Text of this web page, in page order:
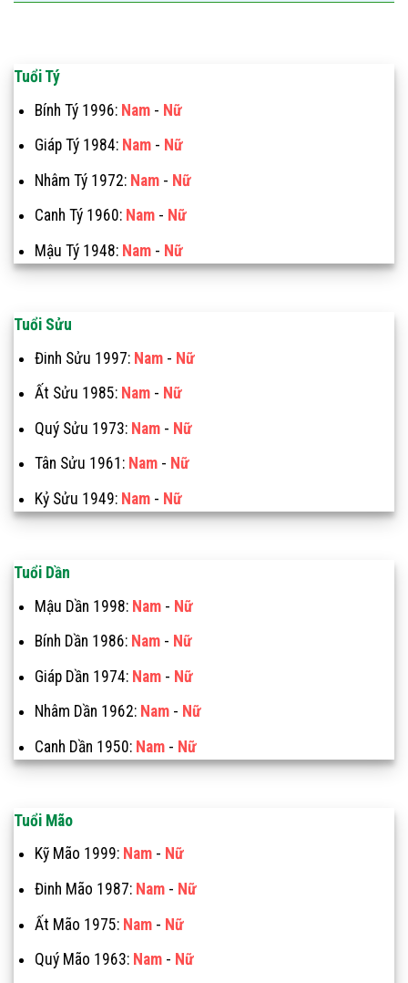
Tuổi Tý
Bính Tý 1996: Nam- Nữ
Giáp Tý 1984: Nam- Nữ
Nhâm Tý 1972: Nam- Nữ
Canh Tý 1960: Nam- Nữ
Mậu Tý 1948: Nam- Nữ
Tuổi Sửu
Đinh Sửu 1997: Nam- Nữ
Ất Sửu 1985: Nam- Nữ
Quý Sửu 1973: Nam- Nữ
Tân Sửu 1961: Nam- Nữ
Kỷ Sửu 1949: Nam- Nữ
Tuổi Dần
Mậu Dần 1998: Nam- Nữ
Bính Dần 1986: Nam- Nữ
Giáp Dần 1974: Nam- Nữ
Nhâm Dần 1962: Nam- Nữ
Canh Dần 1950: Nam- Nữ
Tuổi Mão
Kỹ Mão 1999: Nam- Nữ
Đinh Mão 1987: Nam- Nữ
Ất Mão 1975: Nam- Nữ
Quý Mão 1963: Nam- Nữ